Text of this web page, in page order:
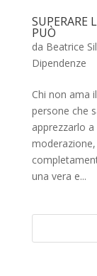
SUPERARE
PUÒ
da Beatrice
Dipendenze
Chi non ama
persone che
apprezzarlo
una vera e...